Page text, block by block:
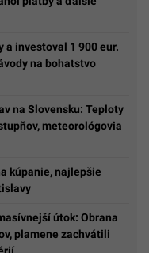
a investoval 1 900 eur.
na bohatstvo
na Slovensku: Teploty
meteorológovia
kúpanie, najlepšie
útok: Obrana
plamene zachvátili